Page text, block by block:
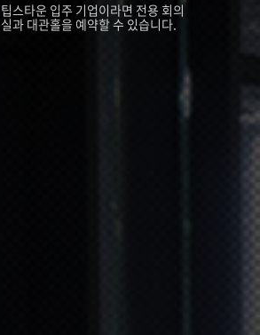
팁스타운 입주 기업이라면 전용 회의
실과 대관홀을 예약할 수 있습니다.